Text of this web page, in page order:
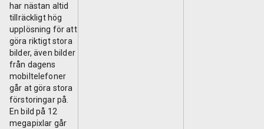
har nästan altid
tillräckligt hög
upplösning för att
göra riktigt stora
bilder, även bilder
från dagens
mobiltelefoner
går at göra stora
förstoringar på.
En bild på 12
megapixlar går